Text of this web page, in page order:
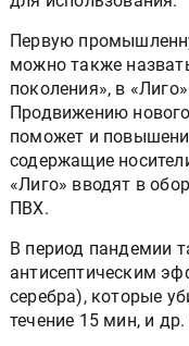
Первую
можно также
поколения», в
Продвижению
поможет и
содержащие
«Лиго» вводят в
ПВХ.
В период пандемии
антисептическим
серебра), которые
течение 15 мин, и